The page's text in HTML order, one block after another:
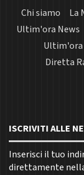
Chi siamo La
Ultim'ora News
Diretta
ISCRIVITI ALLE
Inserisci il tuo
direttamente